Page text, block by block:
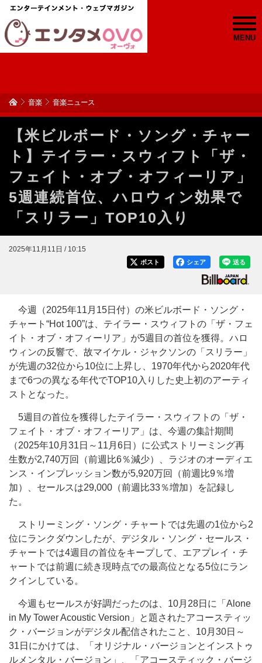
MENU
音楽 音楽ニュース
【米ビルボード・ソング・チャー
ト】テイラー・スウィフト「ザ・
フェイト・オブ・オフィーリア」
5週連続首位、ハロウィン効果で
「スリラー」TOP10入り
2025年11月11日 / 10:15
送る
シェア
ポスト
今週（2025年11月15日付）の米ビルボード・ソング・
チャート“Hot 100”は、テイラー・スウィフトの「ザ・フェ
イト・オブ・オフィーリア」が5週目の首位を獲得。ハロ
ウィンの反響で、故マイケル・ジャクソンの「スリラー」
が先週の32位から10位に上昇し、1970年代から2020年代
まで6つの異なる年代でTOP10入りした史上初のアーティ
ストとなった。
5週目の首位を獲得したテイラー・スウィフトの「ザ・
フェイト・オブ・オフィーリア」は、今週の集計期間
（2025年10月31日～11月6日）に公式ストリーミング再
生数が2,740万回（前週比6％減少）、ラジオのオーディエ
ンス・インプレッション数が5,920万回（前週比9％増
加）、セールスは29,000（前週比33％増加）を記録し
た。
ストリーミング・ソング・チャートでは先週の1位から2
位にランクダウンしたが、デジタル・ソング・セールス・
チャートでは4週目の首位をキープして、エアプレイ・チ
ャートでは前週に続き現時点での最高位となる5位にラン
クインしている。
今週もセールスが好調だったのは、10月28日に「Alone
in My Tower Acoustic Version」と題されたアコースティッ
ク・バージョンがデジタル配信されたこと、10月30日～
31日にかけては、「オリジナル・バージョンとインストゥ
ルメンタル・バージョン」、「アコースティック・バージ